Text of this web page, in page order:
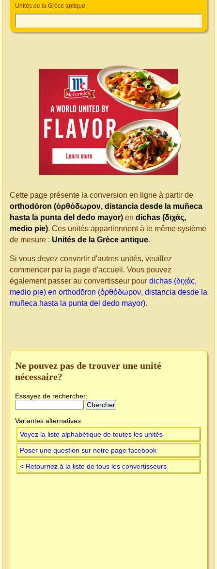
Unités de la Grèce antique
Cette page présente la conversion en ligne à partir de
orthodōron (ὀρθόδωρον, distancia desde la muñeca
hasta la punta del dedo mayor) en dichas (διχάς,
medio pie). Ces unités appartiennent à le même système
de mesure : Unités de la Grèce antique.
Si vous devez convertir d'autres unités, veuillez
commencer par la page d'accueil. Vous pouvez
également passer au convertisseur pour dichas (διχάς,
medio pie) en orthodōron (ὀρθόδωρον, distancia desde la
muñeca hasta la punta del dedo mayor).
Ne pouvez pas de trouver une unité
nécessaire?
Essayez de rechercher:
Variantes alternatives:
Voyez la liste alphabétique de toutes les unités
Poser une question sur notre page facebook
< Retournez à la liste de tous les convertisseurs